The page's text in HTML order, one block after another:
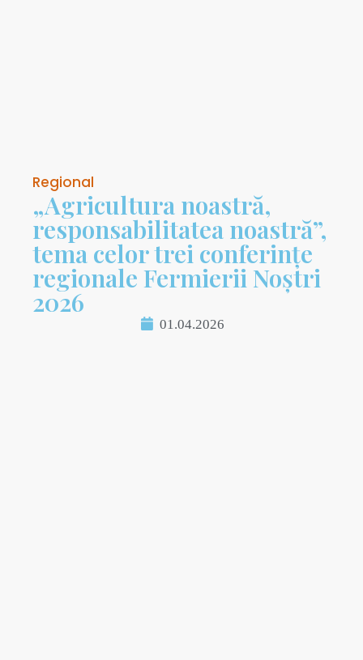
Regional
„Agricultura noastră,
responsabilitatea noastră”,
tema celor trei conferințe
regionale Fermierii Noștri
2026
01.04.2026